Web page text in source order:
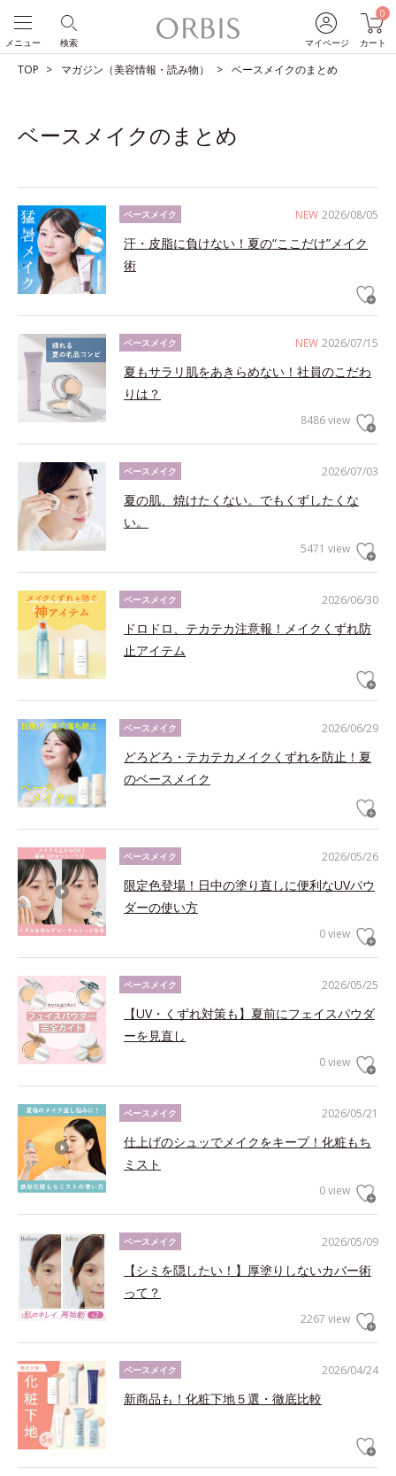
マイページ
0
カート
検索
メニュー
TOP マガジン（美容情報・読み物） ベースメイクのまとめ
ベースメイクのまとめ
NEW 2026/08/05
ベースメイク
汗・皮脂に負けない！夏の“ここだけ”メイク
術
NEW 2026/07/15
ベースメイク
夏もサラリ肌をあきらめない！社員のこだわ
りは？
8486 view
2026/07/03
ベースメイク
夏の肌、焼けたくない。でもくずしたくな
い。
5471 view
2026/06/30
ベースメイク
ドロドロ、テカテカ注意報！メイクくずれ防
止アイテム
2026/06/29
ベースメイク
どろどろ・テカテカメイクくずれを防止！夏
のベースメイク
2026/05/26
ベースメイク
限定色登場！日中の塗り直しに便利なUVパウ
ダーの使い方
0 view
2026/05/25
ベースメイク
【UV・くずれ対策も】夏前にフェイスパウダ
ーを見直し
0 view
2026/05/21
ベースメイク
仕上げのシュッでメイクをキープ！化粧もち
ミスト
0 view
2026/05/09
ベースメイク
【シミを隠したい！】厚塗りしないカバー術
って？
2267 view
2026/04/24
ベースメイク
新商品も！化粧下地５選・徹底比較